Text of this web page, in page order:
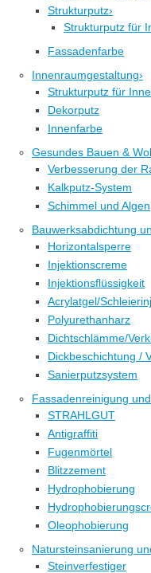
Strukturputz›
Strukturputz für
Fassadenfarbe
Innenraumgestaltung›
Strukturputz für
Dekorputz
Innenfarbe
Gesundes Bauen &
Verbesserung der
Kalkputz-System
Schimmel und Algen
Bauwerksabdichtung
Horizontalsperre
Injektionscreme
Injektionsflüssigkeit
Acrylatgel/
Polyurethanharz
Dichtschlämme/
Dickbeschichtung /
Sanierputzsystem
Fassadenreinigung
STRAHLGUT
Antigraffiti
Fugenmörtel
Blitzzement
Hydrophobierung
Oleophobierung
Natursteinsanierung
Steinverfestiger